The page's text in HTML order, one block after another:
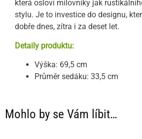
která osloví milovníky jak
stylu. Je to investice do designu,
dobře dnes, zítra i za deset let.
Detaily produktu:
Výška: 69,5 cm
Průměr sedáku: 33,5 cm
Mohlo by se Vám líbit…